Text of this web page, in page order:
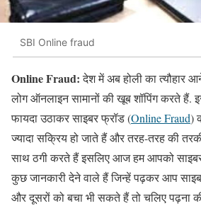
SBI Online fraud
Online Fraud:देश में अब होली का त्यौहार
लोग ऑनलाइन सामानों की खूब शॉपिंग करते हैं.
फायदा उठाकर साइबर फ्रॉड (Online Fraud)
ज्यादा सक्रिय हो जाते हैं और तरह-तरह की
साथ ठगी करते हैं इसलिए आज हम आपको
कुछ जानकारी देने वाले हैं जिन्हें पढ़कर आप
और दूसरों को बचा भी सकते हैं तो चलिए पढ़ना